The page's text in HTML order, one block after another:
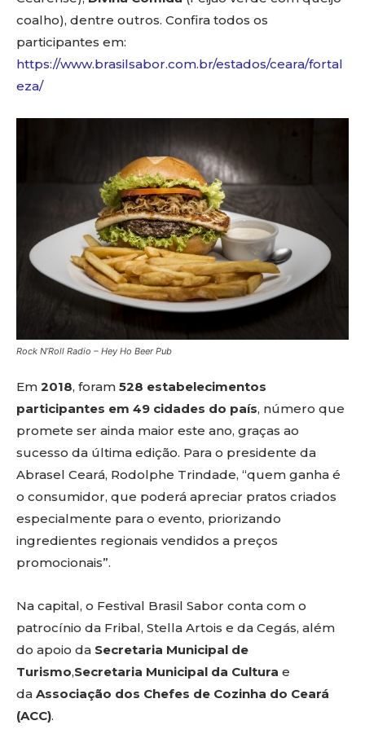
coalho), dentre outros. Confira todos os
participantes em:
https://www.brasilsabor.com.br/estados/ceara/fortal
eza/
Rock N’Roll Radio – Hey Ho Beer Pub
Em 2018, foram 528 estabelecimentos
participantes em 49 cidades do país, número que
promete ser ainda maior este ano, graças ao
sucesso da última edição. Para o presidente da
Abrasel Ceará, Rodolphe Trindade, “quem ganha é
o consumidor, que poderá apreciar pratos criados
especialmente para o evento, priorizando
ingredientes regionais vendidos a preços
promocionais”.
Na capital, o Festival Brasil Sabor conta com o
patrocínio da Fribal, Stella Artois e da Cegás, além
do apoio da Secretaria Municipal de
Turismo,Secretaria Municipal da Cultura e
da Associação dos Chefes de Cozinha do Ceará
(ACC).